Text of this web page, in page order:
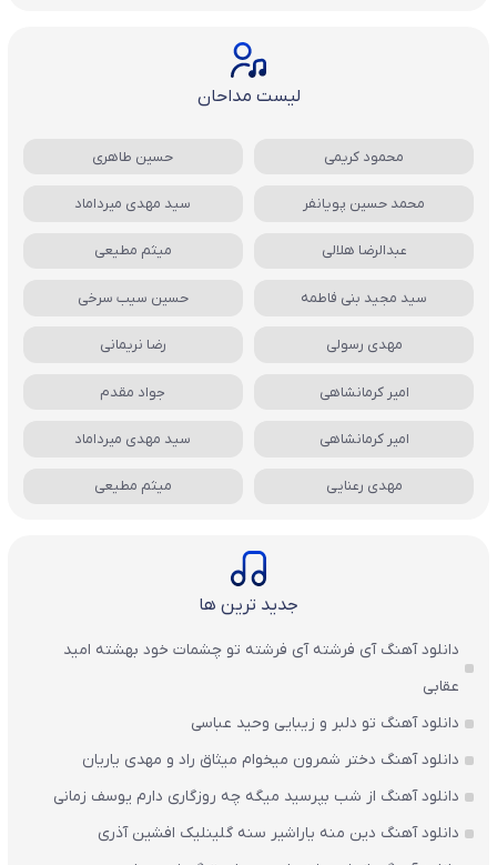
لیست مداحان
محمود کریمی حسین طاهری
محمد حسین پویانفر سید مهدی میرداماد
عبدالرضا هلالی میثم مطیعی
سید مجید بنی فاطمه حسین سیب سرخی
مهدی رسولی رضا نریمانی
امیر کرمانشاهی جواد مقدم
امیر کرمانشاهی سید مهدی میرداماد
مهدی رعنایی میثم مطیعی
جدید ترین ها
دانلود آهنگ آی فرشته آی فرشته تو چشمات خود بهشته امید
عقابی
دانلود آهنگ تو دلبر و زیبایی وحید عباسی
دانلود آهنگ دختر شمرون میخوام میثاق راد و مهدی یاریان
دانلود آهنگ از شب بپرسید میگه چه روزگاری دارم یوسف زمانی
دانلود آهنگ دین منه یاراشیر سنه گلینلیک افشین آذری